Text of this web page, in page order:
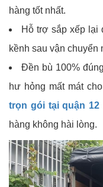
hàng tốt nhất.
Hỗ trợ sắp xếp lại
kềnh sau vận chuyển
Đền bù 100%
hư hỏng mất mát
trọn gói tại quận 12
hàng không hài lòng.